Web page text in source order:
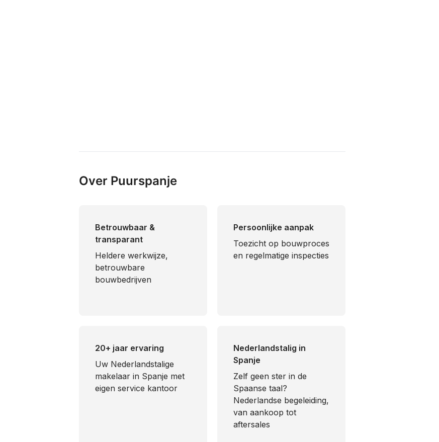
Over Puurspanje
Betrouwbaar &
transparant
Heldere werkwijze,
betrouwbare
bouwbedrijven
Persoonlijke aanpak
Toezicht op bouwproces
en regelmatige inspecties
20+ jaar ervaring
Uw Nederlandstalige
makelaar in Spanje met
eigen service kantoor
Nederlandstalig in
Spanje
​Zelf geen ster in de
Spaanse taal?
Nederlandse begeleiding,
van aankoop tot
aftersales